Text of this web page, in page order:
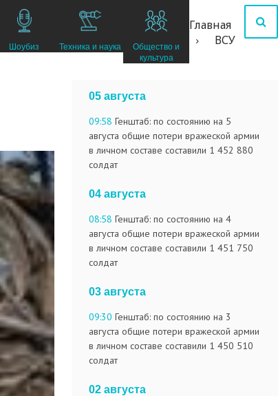
Шоубиз Техника и наука
Общество и
культура
Главная
ВСУ
05 августа
09:58 Генштаб: по состоянию на 5
августа общие потери вражеской армии
в личном составе составили 1 452 880
солдат
04 августа
08:58 Генштаб: по состоянию на 4
августа общие потери вражеской армии
в личном составе составили 1 451 750
солдат
03 августа
09:30 Генштаб: по состоянию на 3
августа общие потери вражеской армии
в личном составе составили 1 450 510
солдат
02 августа